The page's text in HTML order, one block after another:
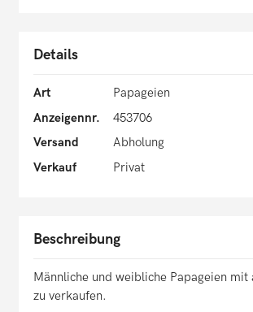
Details
Art
Papageien
Anzeigennr.
453706
Versand
Abholung
Verkauf
Privat
Beschreibung
Männliche und weibliche Papageien mit
zu verkaufen.